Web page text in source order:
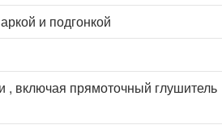
и подгонкой
, включая прямоточный глушитель